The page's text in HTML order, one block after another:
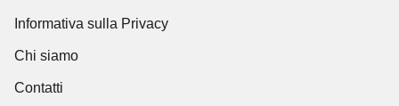
Informativa sulla Privacy
Chi siamo
Contatti